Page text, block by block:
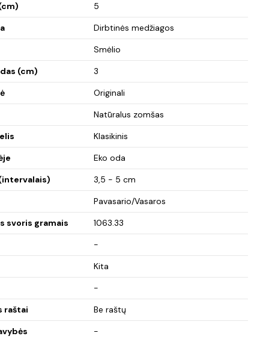
5
Dirbtinės medžiagos
Smėlio
(cm)
3
Originali
Natūralus zomšas
Klasikinis
Eko oda
3,5 - 5 cm
Pavasario/Vasaros
svoris gramais
1063.33
-
Kita
-
raštai
Be raštų
-